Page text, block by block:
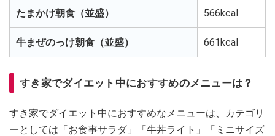
たまかけ朝食（並盛） 566kcal
牛まぜのっけ朝食（並盛） 661kcal
すき家でダイエット中におすすめのメニューは？
すき家でダイエット中におすすめなメニューは、カテゴリ
ーとしては「お食事サラダ」「牛丼ライト」「ミニサイズ